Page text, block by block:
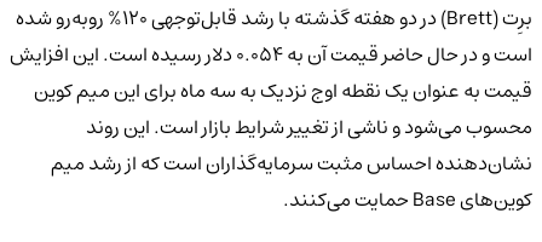
برِت (Brett) در دو هفته گذشته با رشد قابل‌توجهی 120% روبه‌رو شده
است و در حال حاضر قیمت آن به 0.054 دلار رسیده است. این افزایش
قیمت به عنوان یک نقطه اوج نزدیک به سه ماه برای این میم کوین
محسوب می‌شود و ناشی از تغییر شرایط بازار است. این روند
نشان‌دهنده احساس مثبت سرمایه‌گذاران است که از رشد میم
کوین‌های Base حمایت می‌کنند.